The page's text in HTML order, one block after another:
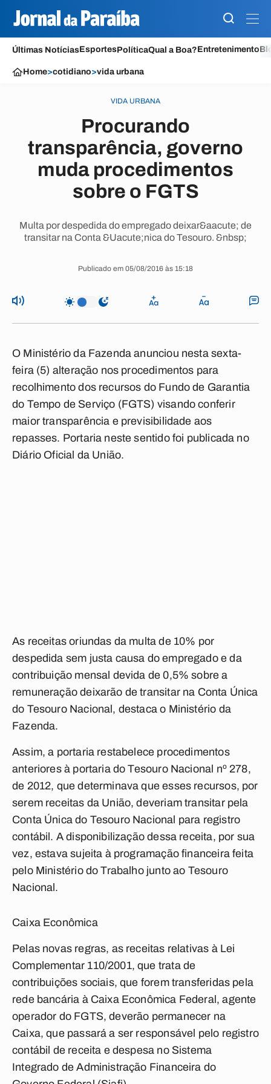
Últimas NotíciasEsportesPolíticaQual a Boa?Entretenimento
Home>cotidiano>vida urbana
VIDA URBANA
Procurando
transparência, governo
muda procedimentos
sobre o FGTS
Multa por despedida do empregado deixar&aacute; de
transitar na Conta &Uacute;nica do Tesouro. &nbsp;
Publicado em 05/08/2016 às 15:18
O Ministério da Fazenda anunciou nesta sexta-
feira (5) alteração nos procedimentos para
recolhimento dos recursos do Fundo de Garantia
do Tempo de Serviço (FGTS) visando conferir
maior transparência e previsibilidade aos
repasses. Portaria neste sentido foi publicada no
Diário Oficial da União.
As receitas oriundas da multa de 10% por
despedida sem justa causa do empregado e da
contribuição mensal devida de 0,5% sobre a
remuneração deixarão de transitar na Conta Única
do Tesouro Nacional, destaca o Ministério da
Fazenda.
Assim, a portaria restabelece procedimentos
anteriores à portaria do Tesouro Nacional nº 278,
de 2012, que determinava que esses recursos, por
serem receitas da União, deveriam transitar pela
Conta Única do Tesouro Nacional para registro
contábil. A disponibilização dessa receita, por sua
vez, estava sujeita à programação financeira feita
pelo Ministério do Trabalho junto ao Tesouro
Nacional.
Caixa Econômica
Pelas novas regras, as receitas relativas à Lei
Complementar 110/2001, que trata de
contribuições sociais, que forem transferidas pela
rede bancária à Caixa Econômica Federal, agente
operador do FGTS, deverão permanecer na
Caixa, que passará a ser responsável pelo registro
contábil de receita e despesa no Sistema
Integrado de Administração Financeira do